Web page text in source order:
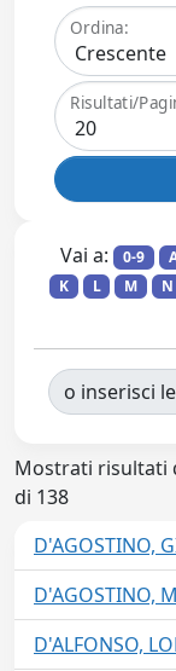
Ordina:
Risultati/
Vai a: 0-9
K
L M N
o inserisci
Mostrati risultati
di 138
D'AGOSTINO,
D'AGOSTINO,
D'ALFONSO,